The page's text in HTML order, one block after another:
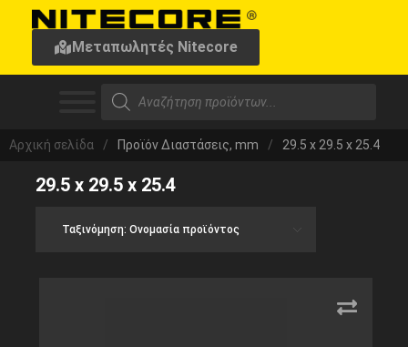
Μεταπωλητές Nitecore
Αρχική σελίδα / Προϊόν Διαστάσεις, mm / 29.5 x 29.5 x 25.4
29.5 x 29.5 x 25.4